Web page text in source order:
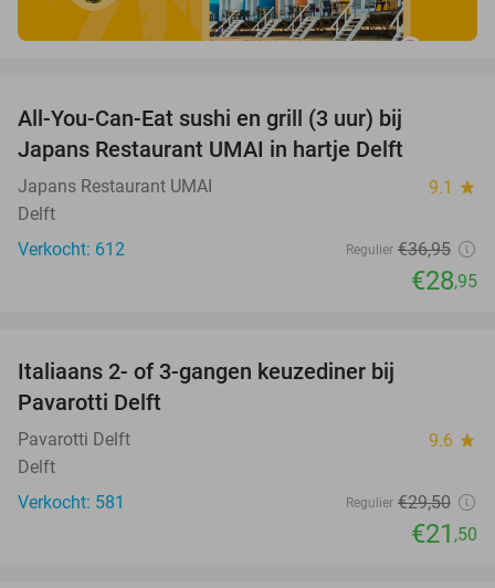
All-You-Can-Eat sushi en grill (3 uur) bij
Japans Restaurant UMAI in hartje Delft
Japans Restaurant UMAI 9.1 star
Delft
Verkocht: 612
Regulier €36,95
€28,95
Italiaans 2- of 3-gangen keuzediner bij
Pavarotti Delft
Pavarotti Delft 9.6 star
Delft
Verkocht: 581
Regulier €29,50
€21 ,50